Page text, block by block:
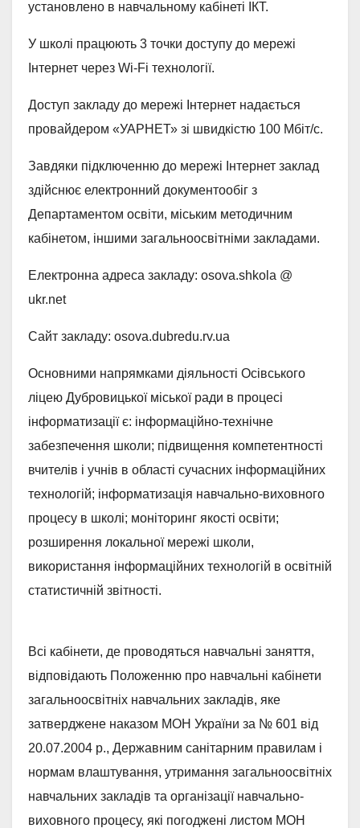
установлено в навчальному кабінеті ІКТ.
У школі працюють 3 точки доступу до мережі
Інтернет через Wi-Fi технології.
Доступ закладу до мережі Інтернет надається
провайдером «УАРНЕТ» зі швидкістю 100 Мбіт/с.
Завдяки підключенню до мережі Інтернет заклад
здійснює електронний документообіг з
Департаментом освіти, міським методичним
кабінетом, іншими загальноосвітніми закладами.
Електронна адреса закладу: osova.shkola @
ukr.net
Сайт закладу: osova.dubredu.rv.ua
Основними напрямками діяльності Осівського
ліцею Дубровицької міської ради в процесі
інформатизації є: інформаційно-технічне
забезпечення школи; підвищення компетентності
вчителів і учнів в області сучасних інформаційних
технологій; інформатизація навчально-виховного
процесу в школі; моніторинг якості освіти;
розширення локальної мережі школи,
використання інформаційних технологій в освітній
статистичній звітності.
Всі кабінети, де проводяться навчальні заняття,
відповідають Положенню про навчальні кабінети
загальноосвітніх навчальних закладів, яке
затверджене наказом МОН України за № 601 від
20.07.2004 р., Державним санітарним правилам і
нормам влаштування, утримання загальноосвітніх
навчальних закладів та організації навчально-
виховного процесу, які погоджені листом МОН